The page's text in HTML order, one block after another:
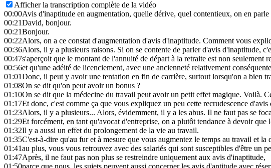
Afficher la transcription complète de la vidéo
00:00Avis d'inaptitude en augmentation, quelle dérive, quel contentieux, on en
00:21David, bonjour.
00:21Bonjour.
00:22Alors, on a ce constat d'augmentation d'avis d'inaptitude. Comment vous
00:36Alors, il y a plusieurs raisons. Si on se contente de parler d'avis d'inaptitude,
00:47s'aperçoit que le montant de l'annuité de départ à la retraite est non
00:56et qu'une adéité de licenciement, avec une ancienneté relativement
01:01Donc, il peut y avoir une tentation en fin de carrière, surtout lorsqu'on a bien
01:08On se dit qu'on peut avoir un bonus ?
01:10On se dit que la médecine du travail peut avoir un petit effet magique. Voilà.
01:17Et donc, c'est comme ça que vous expliquez un peu cette recrudescence
01:23Alors, il y a plusieurs... Alors, évidemment, il y a les abus. Il ne faut pas se
01:29Et forcément, en tant qu'avocat d'entreprise, on a plutôt tendance à devoir que
01:32Il y a aussi un effet du prolongement de la vie au travail.
01:35C'est-à-dire qu'au fur et à mesure que vous augmentez le temps au travail et
01:41au plus, vous vous retrouvez avec des salariés qui sont susceptibles d'être un
01:47Après, il ne faut pas non plus se restreindre uniquement aux avis d'inaptitude,